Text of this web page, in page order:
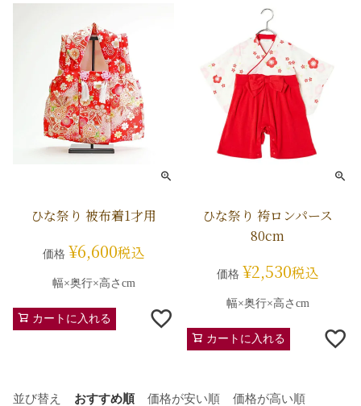
ひな祭り 被布着1才用
価格 ¥6,600税込
幅×奥行×高さcm
カートに入れる
ひな祭り 袴ロンパース
80cm
価格 ¥2,530税込
幅×奥行×高さcm
カートに入れる
並び替え おすすめ順 価格が安い順 価格が高い順